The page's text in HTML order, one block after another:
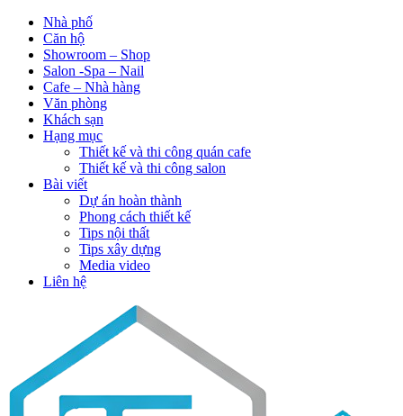
Nhà phố
Căn hộ
Showroom – Shop
Salon -Spa – Nail
Cafe – Nhà hàng
Văn phòng
Khách sạn
Hạng mục
Thiết kế và thi công quán cafe
Thiết kế và thi công salon
Bài viết
Dự án hoàn thành
Phong cách thiết kế
Tips nội thất
Tips xây dựng
Media video
Liên hệ